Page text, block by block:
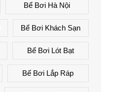
Bể Bơi Hà Nội
Bể Bơi Khách Sạn
Bể Bơi Lót Bạt
Bể Bơi Lắp Ráp